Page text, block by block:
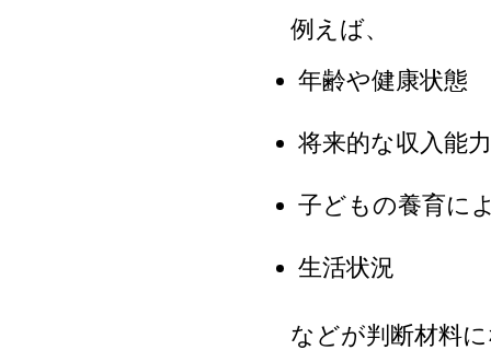
例えば、
年齢や健康状態
将来的な収入能力
子どもの養育に
生活状況
などが判断材料